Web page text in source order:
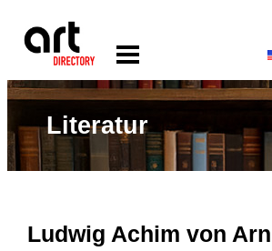
Literatur
Ludwig Achim von